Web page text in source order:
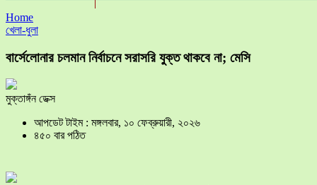
Home
খেলা-ধুলা
বার্সেলোনার চলমান নির্বাচনে সরাসরি যুক্ত থাকবে না; মেসি
মুক্তাঙ্গঁন ডেক্স
আপডেট টাইম : মঙ্গলবার, ১০ ফেব্রুয়ারী, ২০২৬
৪৫০ বার পঠিত